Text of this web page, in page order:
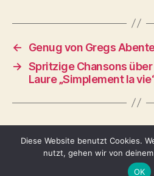
←
Genug von Gregs
→ Spritzige Chansons
Laure „Simplement la
Diese Website benutzt Cookies.
nutzt, gehen wir von
OK